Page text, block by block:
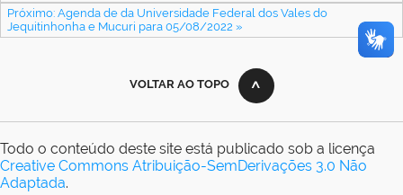
Próximo: Agenda de da Universidade Federal dos Vales do
Jequitinhonha e Mucuri para 05/08/2022 »
VOLTAR AO TOPO
Todo o conteúdo deste site está publicado sob a licença
Creative Commons Atribuição-SemDerivações 3.0 Não
Adaptada.